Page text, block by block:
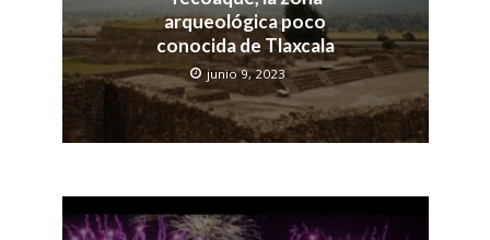
arqueológica poco
conocida de Tlaxcala
junio 9, 2023